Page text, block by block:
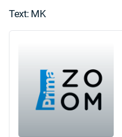
Text: MK